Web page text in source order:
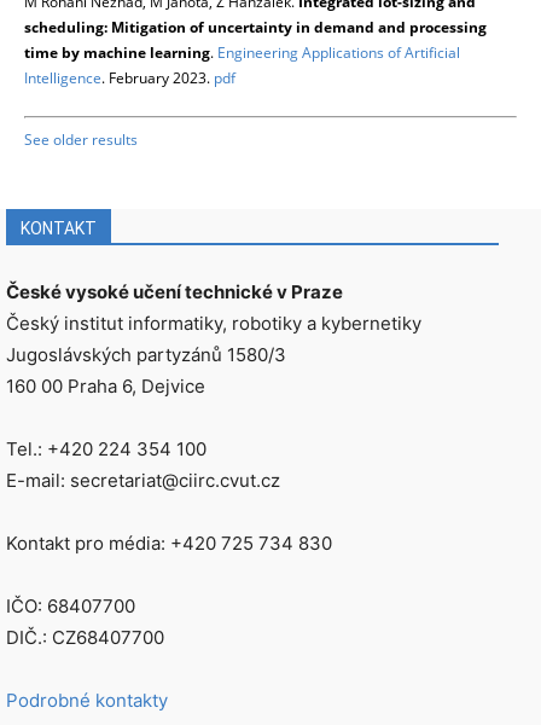
scheduling: Mitigation of uncertainty in demand and processing
time by machine learning. Engineering Applications of Artificial
Intelligence. February 2023. pdf
See older results
KONTAKT
České vysoké učení technické v Praze
Český institut informatiky, robotiky a kybernetiky
Jugoslávských partyzánů 1580/3
160 00 Praha 6, Dejvice
Tel.: +420 224 354 100
E-mail: secretariat@ciirc.cvut.cz
Kontakt pro média: +420 725 734 830
IČO: 68407700
DIČ.: CZ68407700
Podrobné kontakty